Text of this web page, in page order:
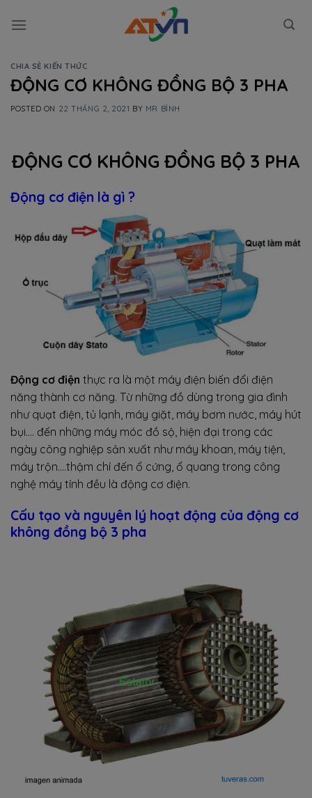
CHIA SẺ KIẾN THỨC
ĐỘNG CƠ KHÔNG ĐỒNG BỘ 3 PHA
POSTED ON 22 THÁNG 2, 2021 BY MR BÌNH
ĐỘNG CƠ KHÔNG ĐỒNG BỘ 3 PHA
Động cơ điện là gì ?
Động cơ điện thực ra là một máy điện biến đổi điện
năng thành cơ năng. Từ những đồ dùng trong gia đình
như quạt điện, tủ lạnh, máy giặt, máy bơm nước, máy hút
bụi…. đến những máy móc đồ sộ, hiện đại trong các
ngày công nghiệp sản xuất như máy khoan, máy tiện,
máy trộn….thậm chí đến ổ cứng, ổ quang trong công
nghệ máy tính đều là động cơ điện.
Cấu tạo và nguyên lý hoạt động của động cơ
không đồng bộ 3 pha